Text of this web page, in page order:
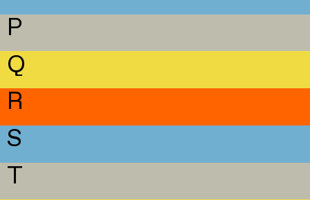
P
Q
R
S
T